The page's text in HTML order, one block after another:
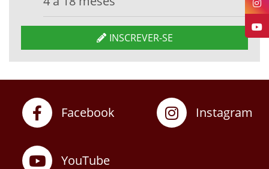
INSCREVER-SE
Facebook Instagram
YouTube